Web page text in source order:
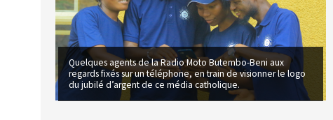
Quelques agents de la Radio Moto Butembo-Beni aux
regards fixés sur un téléphone, en train de visionner le logo
du jubilé d’argent de ce média catholique.